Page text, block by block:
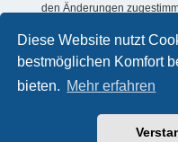
Diese Website nutzt
bestmöglichen Komfort
bieten. Mehr erfahren
den Änderungen
Informationen über den
in der Datenschutzerklärung
Powered byphpBB®